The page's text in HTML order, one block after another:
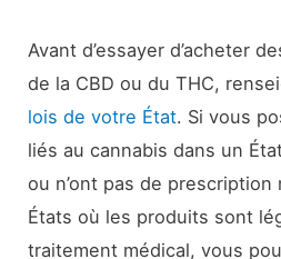
Avant d’essayer d’acheter
de la CBD ou du THC,
lois de votre État. Si vous
liés au cannabis dans un
ou n’ont pas de prescription
États où les produits sont
traitement médical, vous